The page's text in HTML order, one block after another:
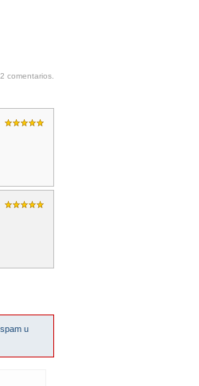
2 comentarios.
u